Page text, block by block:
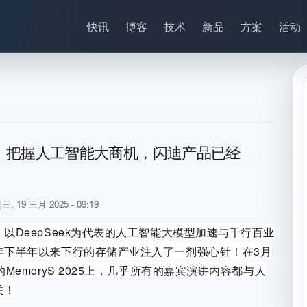
快讯 博客 技术 新品 方案 活动
把握人工智能大商机，闪迪产品已经
, 19 三月 2025 - 09:19
以DeepSeek为代表的人工智能大模型加速与千行百业
下半年以来下行的存储产业注入了一剂强心针！在3月
MemoryS 2025上，几乎所有的嘉宾演讲内容都与人